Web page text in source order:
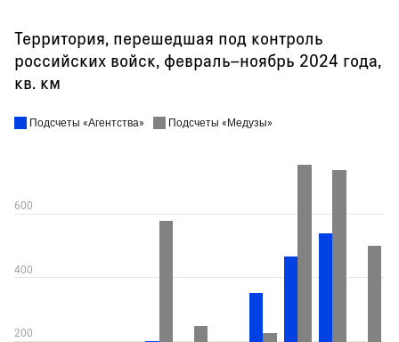
Территория, перешедшая под контроль
российских войск, февраль–ноябрь 2024 года,
кв. км